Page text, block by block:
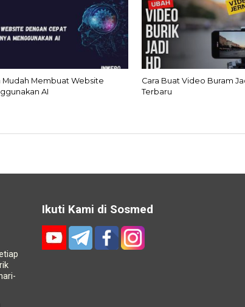
Mudah Membuat Website
AI
Cara Buat Video Buram
Terbaru
Ikuti Kami di Sosmed